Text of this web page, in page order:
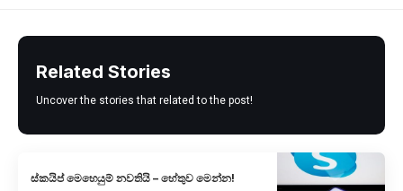
Related Stories
Uncover the stories that related to the post!
ස්කයිප් මෙහෙයුම් නවතියි – හේතුව මෙන්න!